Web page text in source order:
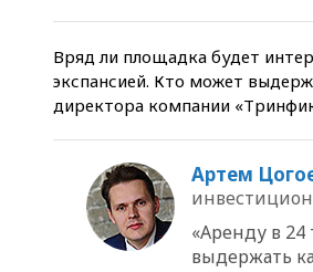
Вряд ли площадка будет
экспансией. Кто может
директора компании
Артем
«Аренду в
выдержать